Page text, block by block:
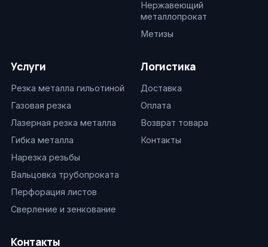
Нержавеющий
металлопрокат
Метизы
Услуги
Резка металла гильотиной
Газовая резка
Лазерная резка металла
Гибка металла
Нарезка резьбы
Вальцовка трубопроката
Перфорация листов
Сверление и зенкование
Логистика
Доставка
Оплата
Возврат товара
Контакты
Контакты